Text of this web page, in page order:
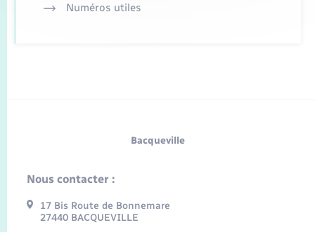
Numéros utiles
Bacqueville
Nous contacter :
17 Bis Route de Bonnemare
27440 BACQUEVILLE